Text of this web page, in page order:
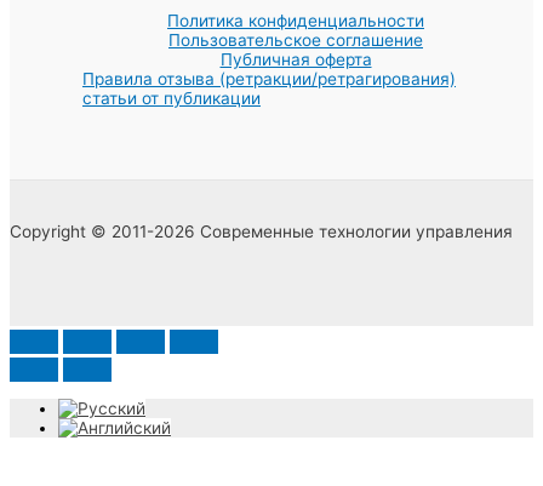
Политика конфиденциальности
Пользовательское соглашение
Публичная оферта
Правила отзыва (ретракции/ретрагирования)
статьи от публикации
Copyright © 2011-2026 Современные технологии управления